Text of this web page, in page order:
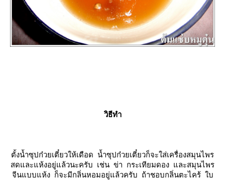
วิธีทำ
ตั้งน้ำซุปก๋วยเตี๋ยวให้เดือด น้ำซุปก๋วยเตี๋ยวก็จะใส่เครื่องสมุนไพร
สดและแห้งอยู่แล้วนะครับ เช่น ข่า กระเทียมดอง และสมุนไพร
จีนแบบแห้ง ก็จะมีกลิ่นหอมอยู่แล้วครับ ถ้าชอบกลิ่นตะไคร้ ใบ